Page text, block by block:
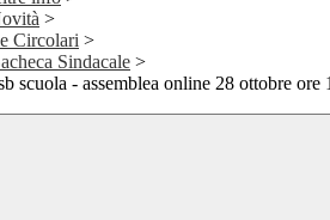
>
Circolari >
Sindacale >
scuola - assemblea online 28 ottobre ore